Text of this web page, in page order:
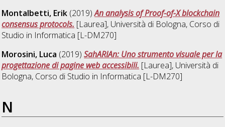
Montalbetti, Erik (2019)An analysis of Proof-of-X blockchain
consensus protocols. [Laurea], Università di Bologna, Corso di
Studio in Informatica [L-DM270]
Morosini, Luca (2019)SahARIAn: Uno strumento visuale per la
progettazione di pagine web accessibili. [Laurea], Università di
Bologna, Corso di Studio in Informatica [L-DM270]
N